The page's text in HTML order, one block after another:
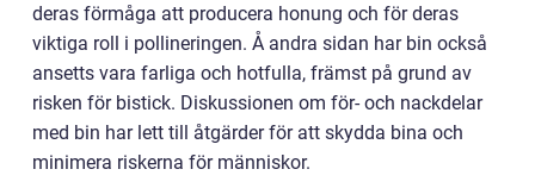
deras förmåga att producera honung och för deras
viktiga roll i pollineringen. Å andra sidan har bin också
ansetts vara farliga och hotfulla, främst på grund av
risken för bistick. Diskussionen om för- och nackdelar
med bin har lett till åtgärder för att skydda bina och
minimera riskerna för människor.